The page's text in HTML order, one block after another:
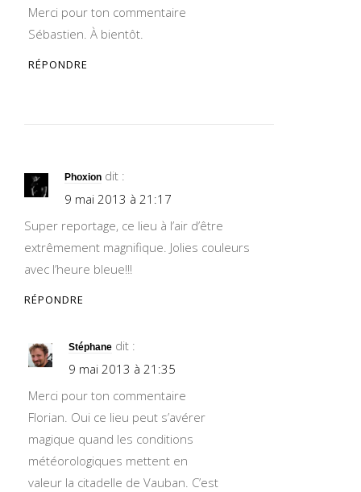
Merci pour ton commentaire
Sébastien. À bientôt.
RÉPONDRE
Phoxion dit :
9 mai 2013 à 21:17
Super reportage, ce lieu à l’air d’être
extrêmement magnifique. Jolies couleurs
avec l’heure bleue!!!
RÉPONDRE
Stéphane dit :
9 mai 2013 à 21:35
Merci pour ton commentaire
Florian. Oui ce lieu peut s’avérer
magique quand les conditions
météorologiques mettent en
valeur la citadelle de Vauban. C’est